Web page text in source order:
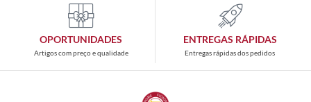
OPORTUNIDADES
Artigos com preço e qualidade
ENTREGAS RÁPIDAS
Entregas rápidas dos pedidos